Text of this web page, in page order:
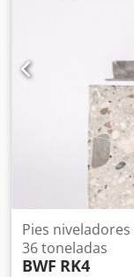
Pies niveladores
36 toneladas
BWF RK4